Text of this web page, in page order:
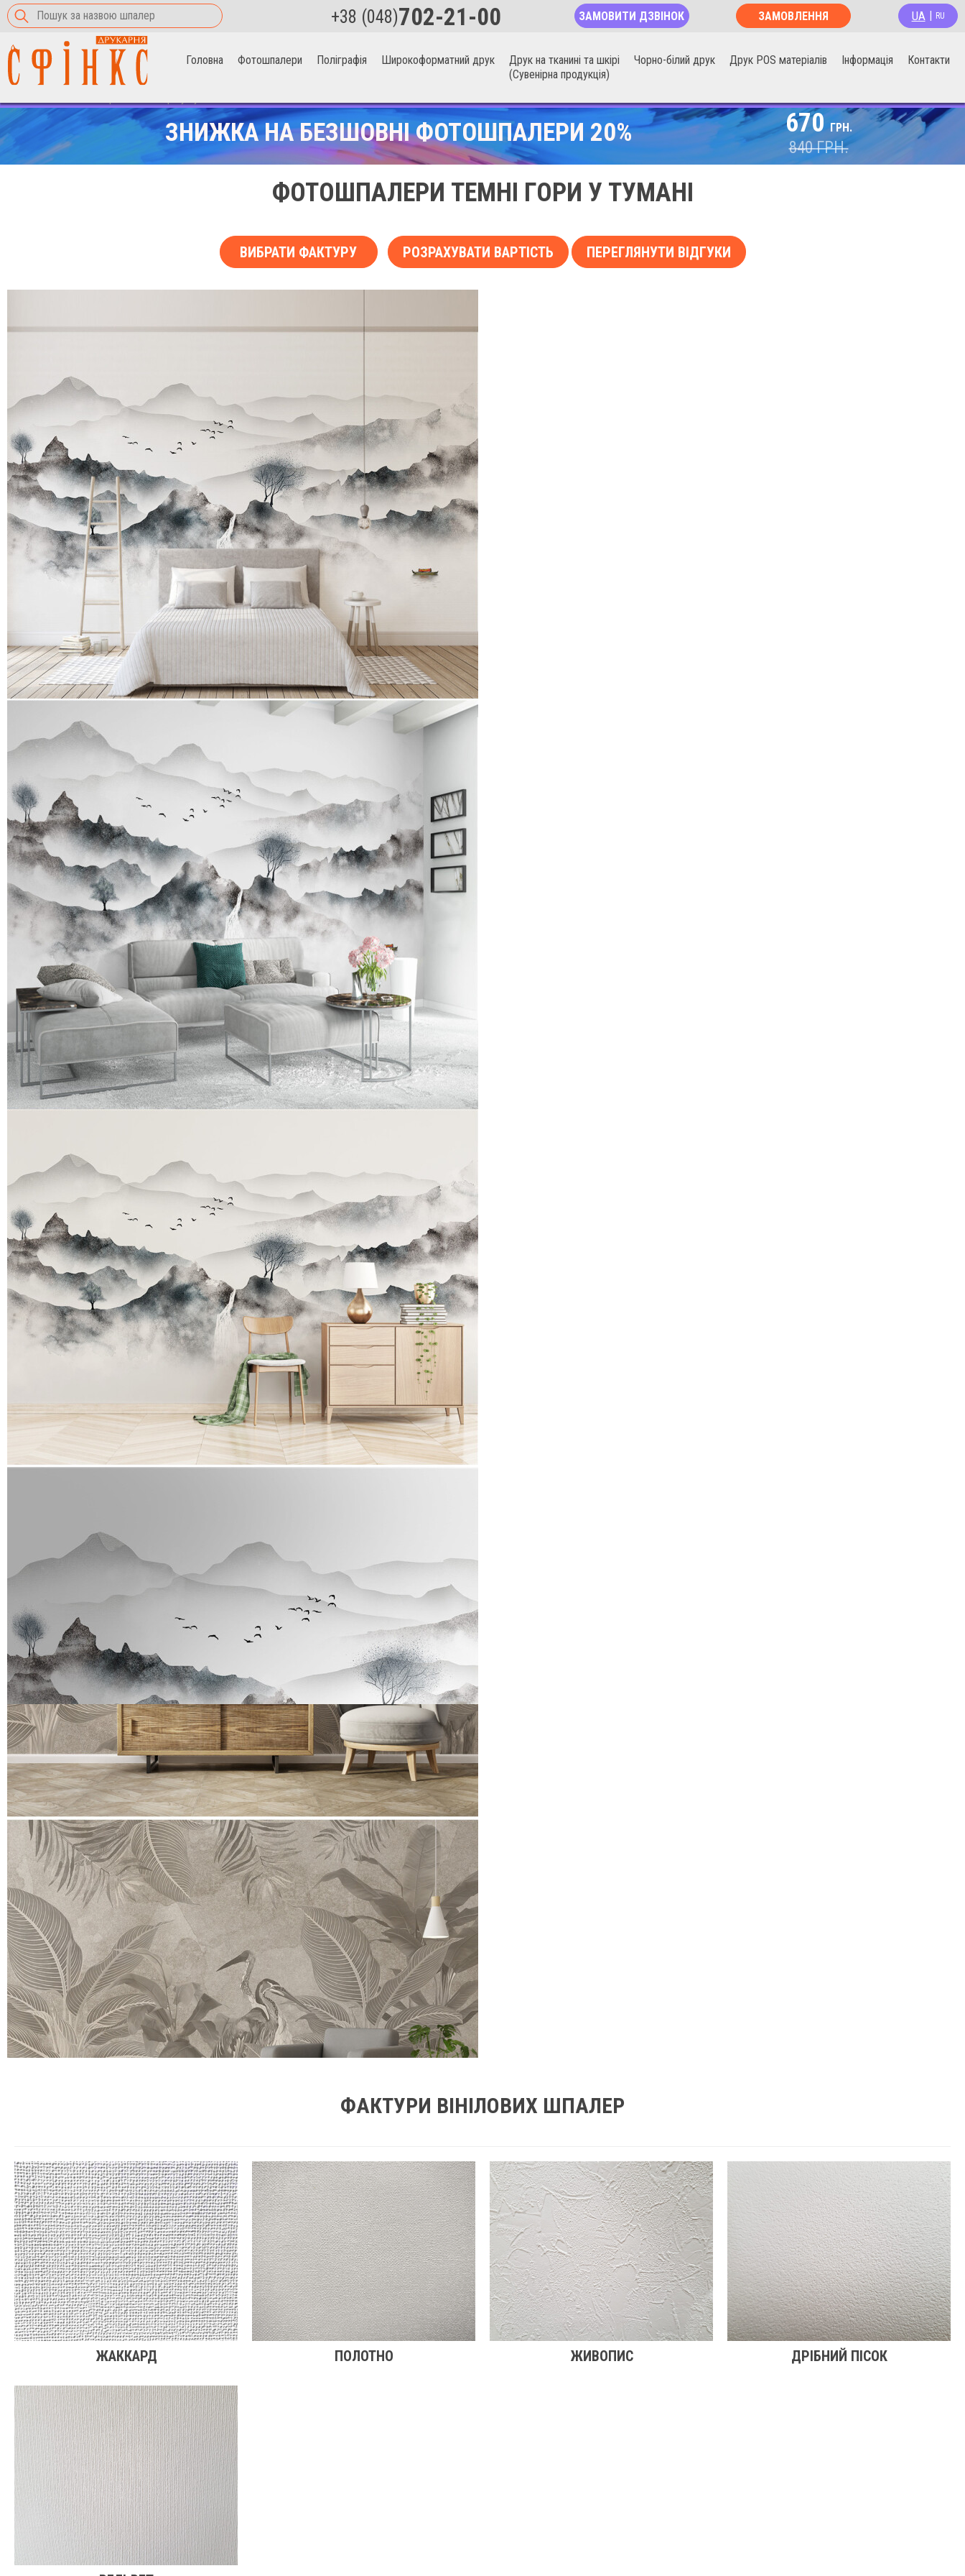
+38 (048)702-21-00 ЗАМОВИТИ ДЗВІНОК
ЗАМОВЛЕННЯ
UA RU
Головна Фотошпалери Поліграфія Широкоформатний друк
Друк на тканині та шкірі
(Сувенірна продукція)
Чорно-білий друк Друк POS матеріалів Інформація Контакти
ЗНИЖКА НА БЕЗШОВНІ ФОТОШПАЛЕРИ 20% 670ГРН.
840ГРН.
ФОТОШПАЛЕРИ ТЕМНІ ГОРИ У ТУМАНІ
ВИБРАТИ ФАКТУРУ РОЗРАХУВАТИ ВАРТІСТЬ ПЕРЕГЛЯНУТИ ВІДГУКИ
ФАКТУРИ ВІНІЛОВИХ ШПАЛЕР
ЖАККАРД ПОЛОТНО ЖИВОПИС ДРІБНИЙ ПІСОК